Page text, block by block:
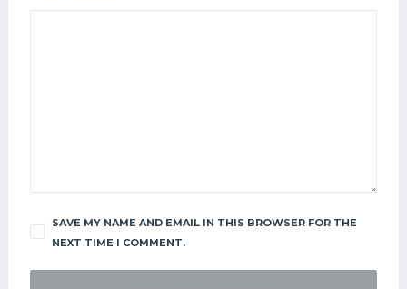
SAVE MY NAME AND EMAIL IN THIS BROWSER FOR THE
NEXT TIME I COMMENT.